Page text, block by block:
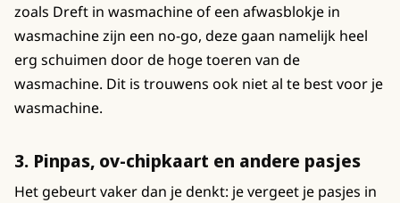
zoals Dreft in wasmachine of een afwasblokje in
wasmachine zijn een no-go, deze gaan namelijk heel
erg schuimen door de hoge toeren van de
wasmachine. Dit is trouwens ook niet al te best voor je
wasmachine.
3. Pinpas, ov-chipkaart en andere pasjes
Het gebeurt vaker dan je denkt: je vergeet je pasjes in